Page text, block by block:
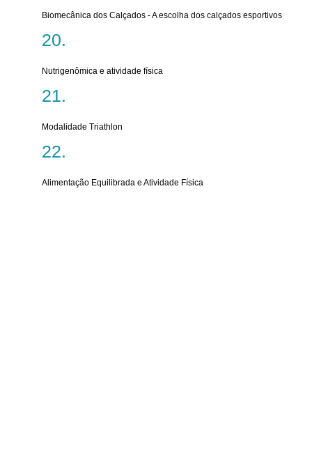
Biomecânica dos Calçados - A escolha dos calçados esportivos
Nutrigenômica e atividade física
Modalidade Triathlon
Alimentação Equilibrada e Atividade Física